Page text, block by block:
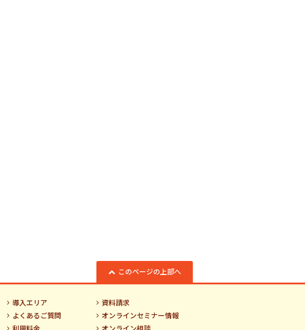
このページの上部へ
導入エリア
よくあるご質問
利用料金
資料請求
オンラインセミナー情報
オンライン相談